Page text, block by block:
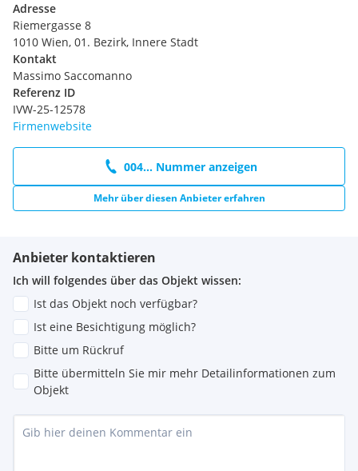
Adresse
Riemergasse 8
1010 Wien, 01. Bezirk, Innere Stadt
Kontakt
Massimo Saccomanno
Referenz ID
IVW-25-12578
Firmenwebsite
004... Nummer anzeigen
Mehr über diesen Anbieter erfahren
Anbieter kontaktieren
Ich will folgendes über das Objekt wissen:
Ist das Objekt noch verfügbar?
Ist eine Besichtigung möglich?
Bitte um Rückruf
Bitte übermitteln Sie mir mehr Detailinformationen zum
Objekt